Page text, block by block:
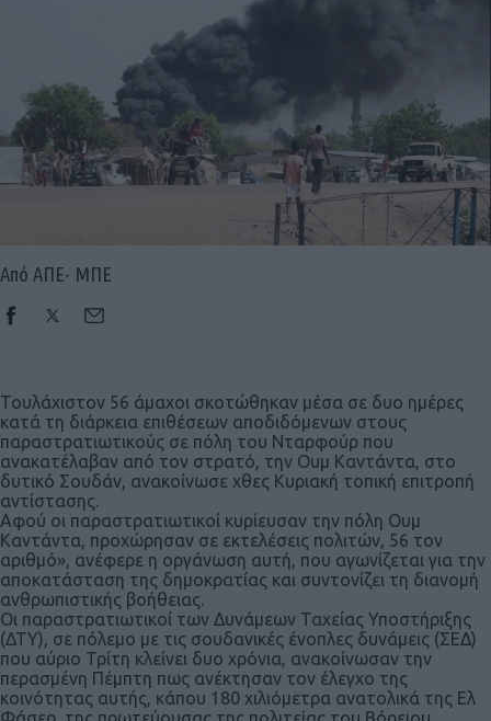
Social
Από ΑΠΕ- ΜΠΕ
Τουλάχιστον 56 άμαχοι σκοτώθηκαν μέσα σε δυο ημέρες
κατά τη διάρκεια επιθέσεων αποδιδόμενων στους
παραστρατιωτικούς σε πόλη του Νταρφούρ που
ανακατέλαβαν από τον στρατό, την Ουμ Καντάντα, στο
δυτικό Σουδάν, ανακοίνωσε χθες Κυριακή τοπική επιτροπή
αντίστασης.
Αφού οι παραστρατιωτικοί κυρίευσαν την πόλη Ουμ
Καντάντα, προχώρησαν σε εκτελέσεις πολιτών, 56 τον
αριθμό», ανέφερε η οργάνωση αυτή, που αγωνίζεται για την
αποκατάσταση της δημοκρατίας και συντονίζει τη διανομή
ανθρωπιστικής βοήθειας.
Οι παραστρατιωτικοί των Δυνάμεων Ταχείας Υποστήριξης
(ΔΤΥ), σε πόλεμο με τις σουδανικές ένοπλες δυνάμεις (ΣΕΔ)
που αύριο Τρίτη κλείνει δυο χρόνια, ανακοίνωσαν την
περασμένη Πέμπτη πως ανέκτησαν τον έλεγχο της
κοινότητας αυτής, κάπου 180 χιλιόμετρα ανατολικά της Ελ